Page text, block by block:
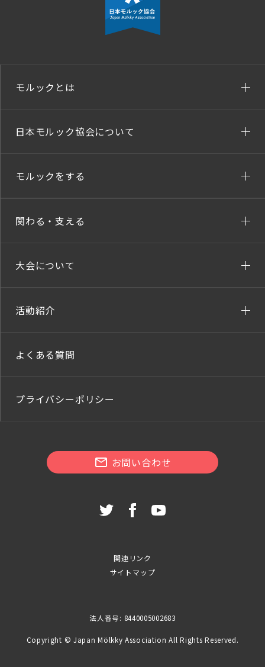
モルックとは
日本モルック協会について
モルックをする
関わる・支える
大会について
活動紹介
よくある質問
プライバシーポリシー
お問い合わせ
関連リンク
サイトマップ
法人番号: 8440005002683
Copyright © Japan Mölkky Association All Rights Reserved.